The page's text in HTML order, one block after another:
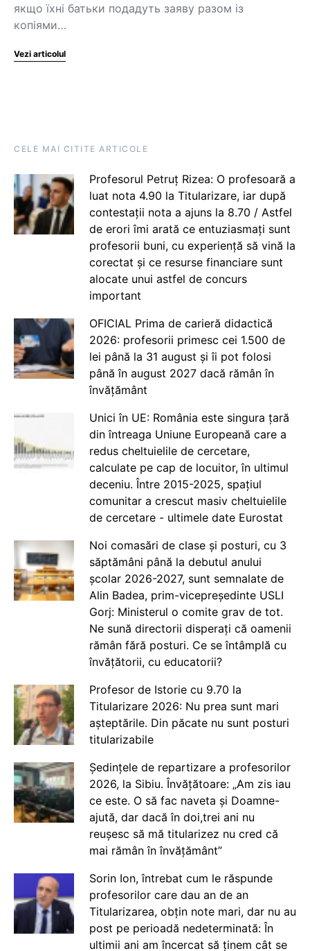
якщо їхні батьки подадуть заяву разом із
копіями…
Vezi articolul
CELE MAI CITITE ARTICOLE
Profesorul Petruț Rizea: O profesoară a
luat nota 4.90 la Titularizare, iar după
contestații nota a ajuns la 8.70 / Astfel
de erori îmi arată ce entuziasmați sunt
profesorii buni, cu experiență să vină la
corectat și ce resurse financiare sunt
alocate unui astfel de concurs
important
OFICIAL Prima de carieră didactică
2026: profesorii primesc cei 1.500 de
lei până la 31 august și îi pot folosi
până în august 2027 dacă rămân în
învățământ
Unici în UE: România este singura țară
din întreaga Uniune Europeană care a
redus cheltuielile de cercetare,
calculate pe cap de locuitor, în ultimul
deceniu. Între 2015-2025, spațiul
comunitar a crescut masiv cheltuielile
de cercetare - ultimele date Eurostat
Noi comasări de clase și posturi, cu 3
săptămâni până la debutul anului
școlar 2026-2027, sunt semnalate de
Alin Badea, prim-vicepreședinte USLI
Gorj: Ministerul o comite grav de tot.
Ne sună directorii disperați că oamenii
rămân fără posturi. Ce se întâmplă cu
învățătorii, cu educatorii?
Profesor de Istorie cu 9.70 la
Titularizare 2026: Nu prea sunt mari
așteptările. Din păcate nu sunt posturi
titularizabile
Ședințele de repartizare a profesorilor
2026, la Sibiu. Învățătoare: „Am zis iau
ce este. O să fac naveta și Doamne-
ajută, dar dacă în doi,trei ani nu
reușesc să mă titularizez nu cred că
mai rămân în învățământ”
Sorin Ion, întrebat cum le răspunde
profesorilor care dau an de an
Titularizarea, obțin note mari, dar nu au
post pe perioadă nedeterminată: În
ultimii ani am încercat să ținem cât se